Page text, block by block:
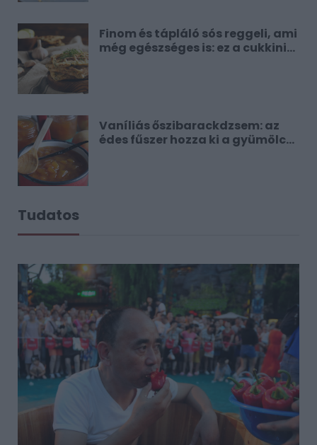
Finom és tápláló sós reggeli, ami
még egészséges is: ez a cukkinis
Vaníliás őszibarackdzsem: az
édes fűszer hozza ki a gyümölcs
Tudatos